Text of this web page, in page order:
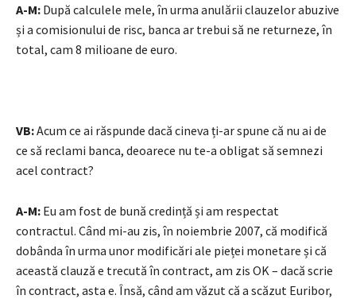
A-M: După calculele mele, în urma anulării clauzelor abuzive
și a comisionului de risc, banca ar trebui să ne returneze, în
total, cam 8 milioane de euro.
VB:Acum ce ai răspunde dacă cineva ți-ar spune că nu ai de
ce să reclami banca, deoarece nu te-a obligat să semnezi
acel contract?
A-M: Eu am fost de bună credință și am respectat
contractul. Când mi-au zis, în noiembrie 2007, că modifică
dobânda în urma unor modificări ale pieței monetare și că
această clauză e trecută în contract, am zis OK – dacă scrie
în contract, asta e. Însă, când am văzut că a scăzut Euribor,